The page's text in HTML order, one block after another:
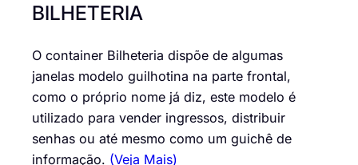
BILHETERIA
O container Bilheteria dispõe de algumas
janelas modelo guilhotina na parte frontal,
como o próprio nome já diz, este modelo é
utilizado para vender ingressos, distribuir
senhas ou até mesmo como um guichê de
informação. (Veja Mais)